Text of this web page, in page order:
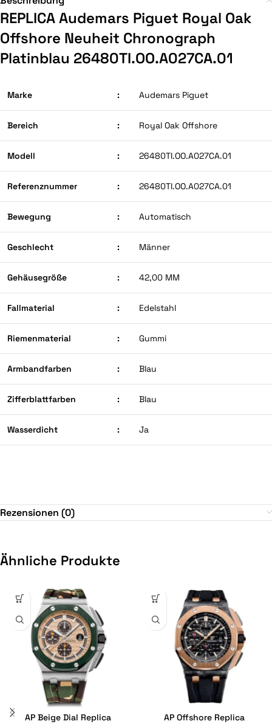
REPLICA Audemars Piguet Royal Oak
Offshore Neuheit Chronograph
Platinblau 26480TI.OO.A027CA.01
Marke : Audemars Piguet
Bereich : Royal Oak Offshore
Modell : 26480TI.OO.A027CA.01
Referenznummer : 26480TI.OO.A027CA.01
Bewegung : Automatisch
Geschlecht : Männer
Gehäusegröße : 42,00 MM
Fallmaterial : Edelstahl
Riemenmaterial : Gummi
Armbandfarben : Blau
Zifferblattfarben : Blau
Wasserdicht : Ja
Rezensionen (0)
Ähnliche Produkte
AP Beige Dial Replica AP Offshore Replica